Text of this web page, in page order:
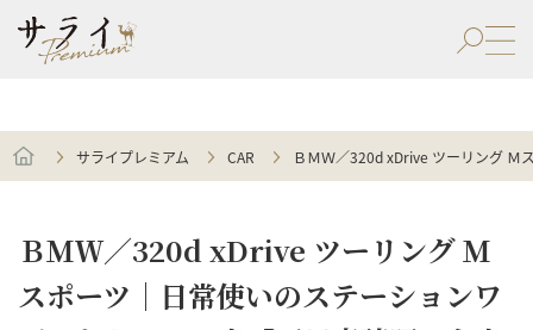
サライプレミアム CAR ＢＭＷ／320d xDrive ツーリング Ｍ
ＢＭＷ／320d xDrive ツーリング Ｍ
スポーツ｜日常使いのステーションワ